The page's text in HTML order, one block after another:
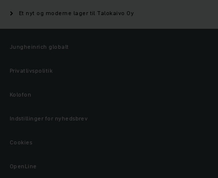
Et nyt og moderne lager til Talokaivo Oy
Jungheinrich globalt
Privatlivspolitik
Kolofon
Indstillinger for nyhedsbrev
Cookies
OpenLine